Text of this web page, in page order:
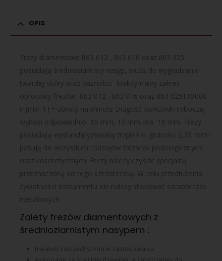
OPIS
Frezy diamentowe 863 012 , 863 016 oraz 863 025
posiadają średnioziarnisty nasyp, służą do wygładzania
twardej skóry oraz paznokci. Maksymalny zakres
obrotowy frezów 863 012 , 863 016 oraz 863 025100000
n [min-1] = obroty na minutę Długość końcówki roboczej
wynosi odpowiednio 10 mm, 10 mm ora 10 mm. Frezy
posiadają wystandaryzowany trzpień o grubości 2,35 mm i
pasują do wszystkich rodzajów frezarek podologicznych
oraz kosmetycznych. Frezy należy czyścić specjalną
przeznaczoną do tego szczoteczką. W celu przedłużenia
żywotności instrumentu nie należy stosować szczoteczek
metalowych.
Zalety frezów diamentowych z
średnioziarnistym nasypem :
trwałość i wszechstronne zastosowania